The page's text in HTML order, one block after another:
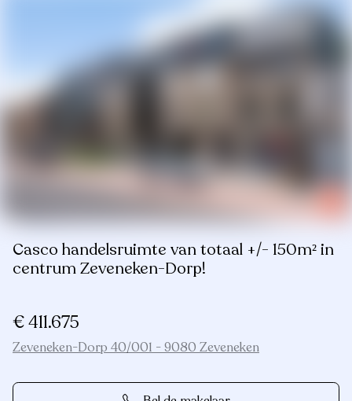
Casco handelsruimte van totaal +/- 150m² in
centrum Zeveneken-Dorp!
€ 411.675
Zeveneken-Dorp 40/001 - 9080 Zeveneken